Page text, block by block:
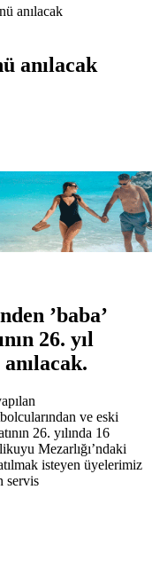
anılacak
anılacak
’baba’
26. yıl
ve eski
26. yılında 16
Mezarlığı’ndaki
isteyen üyelerimiz
servis